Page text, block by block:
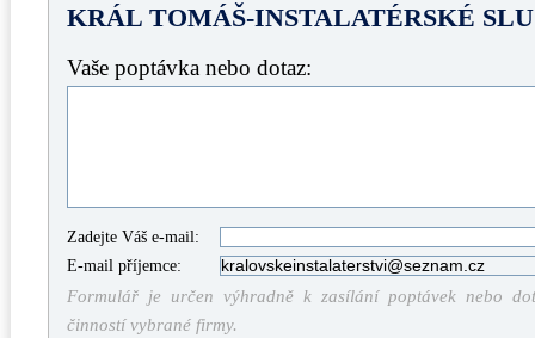
KRÁL TOMÁŠ-INSTALATÉRSKÉ
Vaše poptávka nebo dotaz:
Zadejte Váš e-mail:
E-mail příjemce:
Formulář je určen výhradně k zasílání poptávek nebo
činností vybrané firmy.